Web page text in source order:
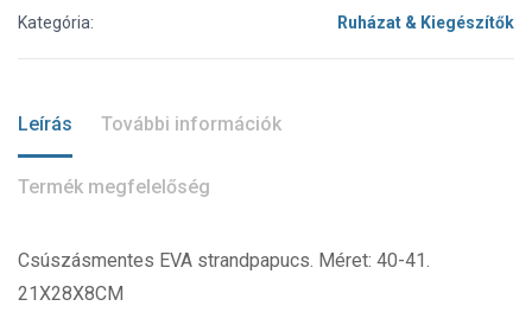
Kategória:
Ruházat & Kiegészítők
Leírás További információk
Termék megfelelőség
Csúszásmentes EVA strandpapucs. Méret: 40-41.
21X28X8CM